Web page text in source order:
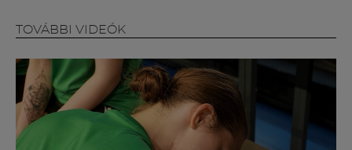
TOVÁBBI VIDEÓK
Shop
Közösség